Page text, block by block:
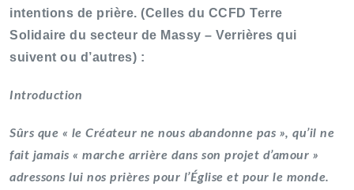
intentions de prière. (Celles du CCFD Terre
Solidaire du secteur de Massy – Verrières qui
suivent ou d’autres) :
Introduction
Sûrs que « le Créateur ne nous abandonne pas », qu’il ne
fait jamais « marche arrière dans son projet d’amour »
adressons lui nos prières pour l’Église et pour le monde.